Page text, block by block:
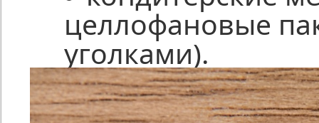
целлофановые
уголками).